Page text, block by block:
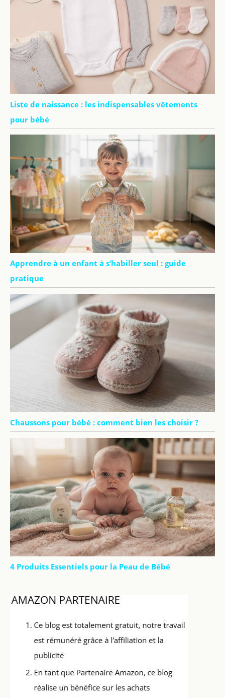
Liste de naissance : les indispensables vêtements
pour bébé
Apprendre à un enfant à s’habiller seul : guide
pratique
Chaussons pour bébé : comment bien les choisir ?
4 Produits Essentiels pour la Peau de Bébé